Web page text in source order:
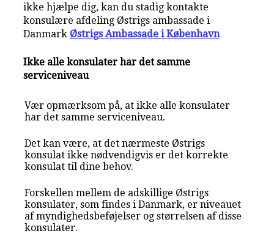
ikke hjælpe dig, kan du stadig kontakte
konsulære afdeling Østrigs ambassade i
Danmark Østrigs Ambassade i København
Ikke alle konsulater har det samme
serviceniveau
Vær opmærksom på, at ikke alle konsulater
har det samme serviceniveau.
Det kan være, at det nærmeste Østrigs
konsulat ikke nødvendigvis er det korrekte
konsulat til dine behov.
Forskellen mellem de adskillige Østrigs
konsulater, som findes i Danmark, er niveauet
af myndighedsbeføjelser og størrelsen af disse
konsulater.